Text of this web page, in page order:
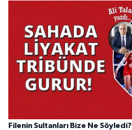
Filenin Sultanları Bize Ne Söyledi?